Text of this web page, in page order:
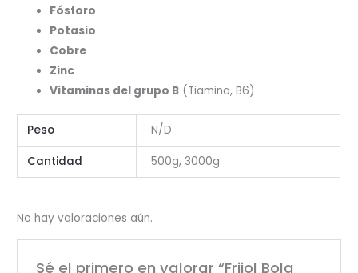
Fósforo
Potasio
Cobre
Zinc
Vitaminas del grupo B (Tiamina, B6)
Peso N/D
Cantidad 500g, 3000g
No hay valoraciones aún.
Sé el primero en valorar “Frijol Bola